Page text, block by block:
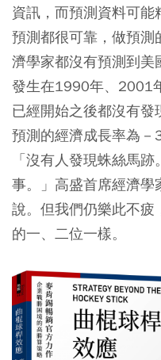
資訊，而預測資料可
預測都很可靠，做預測
濟學家都沒有預測到美
發生在1990年、2001
已經開始之後都沒有
預測的經濟成長率為－
「沒有人發現蛛絲馬
事。」高盛首席經濟學
說。但我們仍樂此不疲
的一、二位一樣。